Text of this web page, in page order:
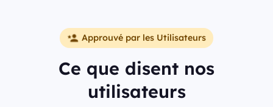
Approuvé par les Utilisateurs
Ce que disent nos
utilisateurs